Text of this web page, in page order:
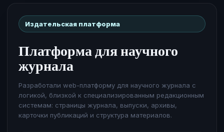
Издательская платформа
Платформа для научного
журнала
Разработали web-платформу для научного журнала с
логикой, близкой к специализированным редакционным
системам: страницы журнала, выпуски, архивы,
карточки публикаций и структура материалов.